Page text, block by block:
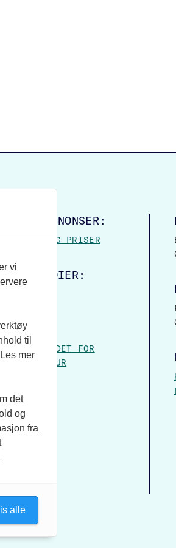
OG PRISER
MEDIER:
– FORBUNDET FOR
OG KULTUR
vi
til
mer
det
og
fra
alle